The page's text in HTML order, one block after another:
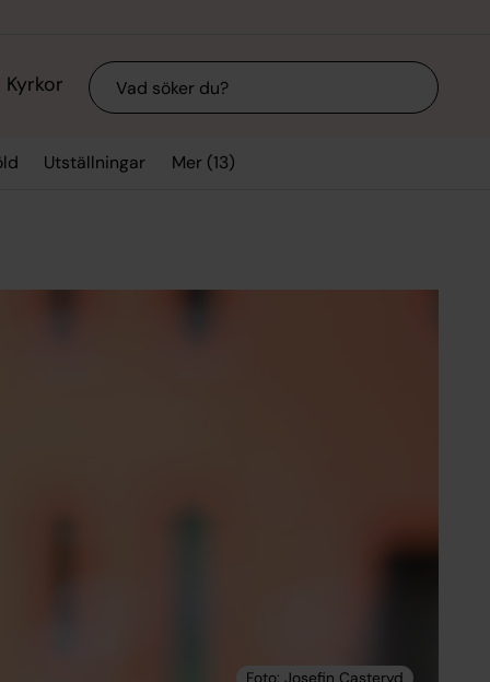
Kyrkor Sök
Utställningar Mer (13)